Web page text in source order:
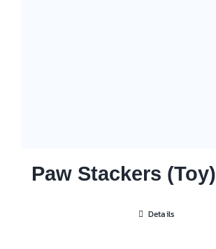
Paw Stackers (Toy)
Details